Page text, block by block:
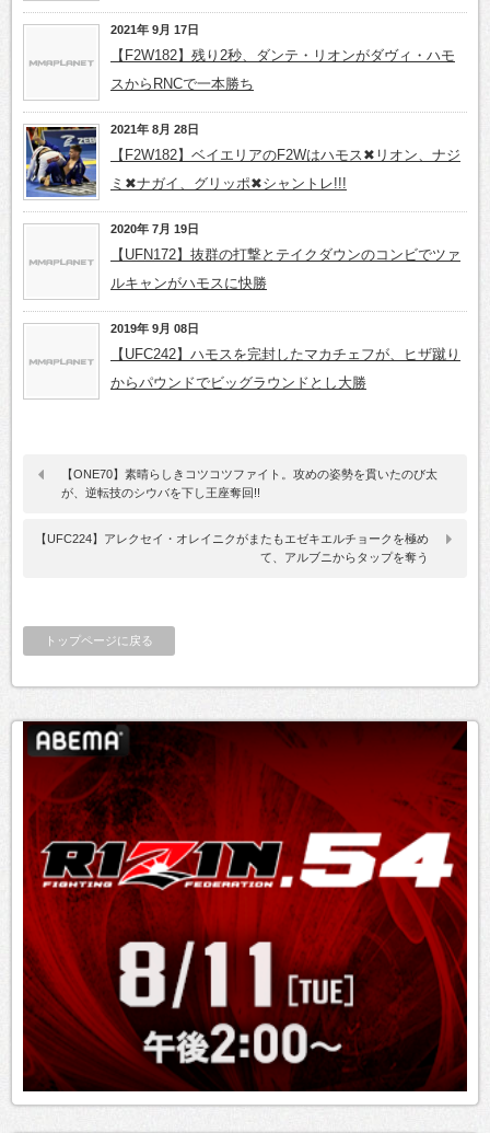
2021年 9月 17日
【F2W182】残り2秒、ダンテ・リオンがダヴィ・ハモ
スからRNCで一本勝ち
2021年 8月 28日
【F2W182】ベイエリアのF2Wはハモス✖リオン、ナジ
ミ✖ナガイ、グリッポ✖シャントレ!!!
2020年 7月 19日
【UFN172】抜群の打撃とテイクダウンのコンビでツァ
ルキャンがハモスに快勝
2019年 9月 08日
【UFC242】ハモスを完封したマカチェフが、ヒザ蹴り
からパウンドでビッグラウンドとし大勝
【ONE70】素晴らしきコツコツファイト。攻めの姿勢を貫いたのび太
が、逆転技のシウバを下し王座奪回!!
【UFC224】アレクセイ・オレイニクがまたもエゼキエルチョークを極め
て、アルブニからタップを奪う
トップページに戻る